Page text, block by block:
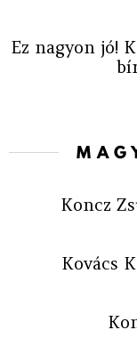
Ez nagyon jó!
Koncz
Kovács